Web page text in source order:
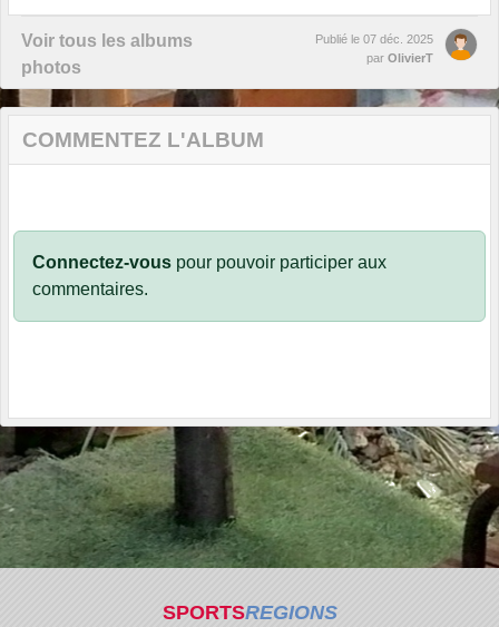
Voir tous les albums
photos
Publié le 07 déc. 2025
par OlivierT
COMMENTEZ L'ALBUM
Connectez-vous pour pouvoir participer aux
commentaires.
SPORTSREGIONS